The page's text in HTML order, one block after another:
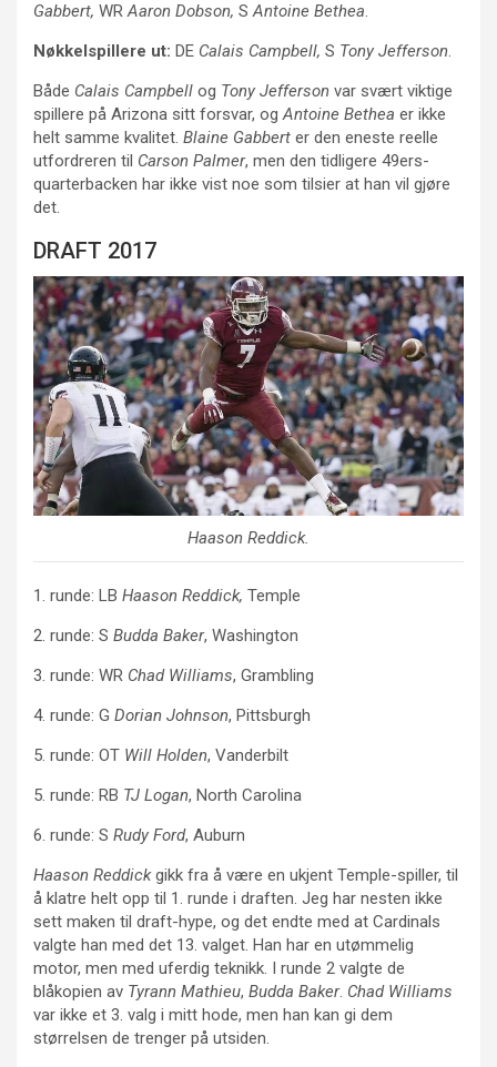
Gabbert, WRAaron Dobson, SAntoine Bethea.
Nøkkelspillere ut: DE Calais Campbell, S Tony Jefferson.
Både Calais Campbell og Tony Jefferson var svært viktige
spillere på Arizona sitt forsvar, ogAntoine Bethea er ikke
helt samme kvalitet. Blaine Gabbert er den eneste reelle
utfordreren til Carson Palmer, men den tidligere 49ers-
quarterbacken har ikke vist noe som tilsier at han vil gjøre
det.
DRAFT 2017
Haason Reddick.
1. runde: LB Haason Reddick, Temple
2. runde: S Budda Baker, Washington
3. runde: WR Chad Williams, Grambling
4. runde: G Dorian Johnson, Pittsburgh
5. runde: OT Will Holden, Vanderbilt
5. runde: RB TJ Logan, North Carolina
6. runde: S Rudy Ford, Auburn
Haason Reddickgikk fra å være en ukjent Temple-spiller, til
å klatre helt opp til 1. runde i draften. Jeg har nesten ikke
sett maken til draft-hype, og det endte med at Cardinals
valgte han med det 13. valget. Han har en utømmelig
motor, men med uferdig teknikk. I runde 2 valgte de
blåkopien av Tyrann Mathieu, Budda Baker. Chad Williams
var ikke et 3. valg i mitt hode, men han kan gi dem
størrelsen de trenger på utsiden.